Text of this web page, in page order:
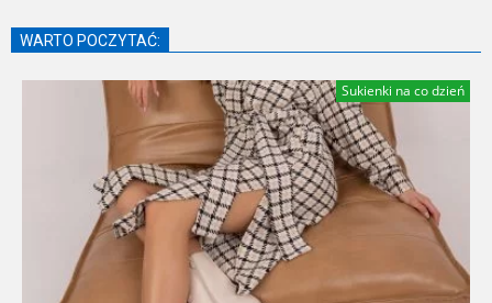
WARTO POCZYTAĆ:
Sukienki na co dzień